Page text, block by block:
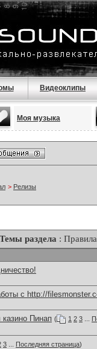
Видеоклипы
Моя музыка
> Релизы
Темы раздела : Правила
с http://
Пинап ( 1 2 3
3 Последняя страница)